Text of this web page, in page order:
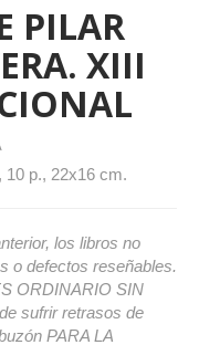
PILAR
XIII
10 p., 22x16 cm.
los libros no
o defectos reseñables.
ORDINARIO SIN
sufrir retrasos de
PARA LA